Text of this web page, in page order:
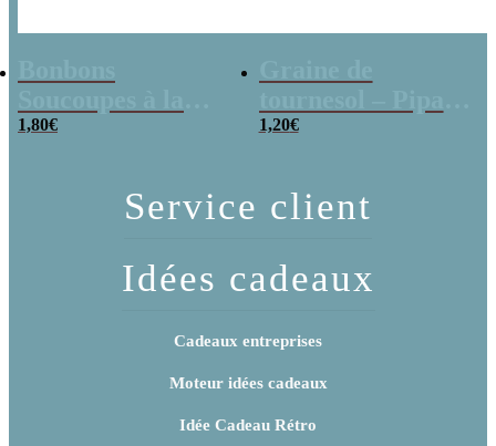
poudre (x20)
1,80€
x 3
1,20€
Service client
Idées cadeaux
Cadeaux entreprises
Moteur idées cadeaux
Idée Cadeau Rétro